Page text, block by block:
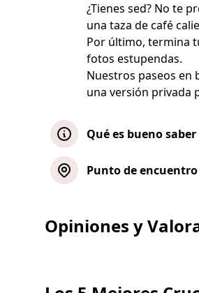
¿Tienes sed? No te
una taza de café
Por último, termina
fotos estupendas.
Nuestros paseos en
una versión privada
Qué es bueno saber
Los asientos se
Solo se pueden
consumir a bordo)
Punto de encuentro
Opiniones y